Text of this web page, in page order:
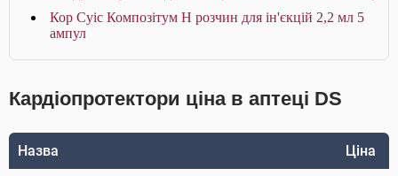
Кор Суіс Композітум Н розчин для ін'єкцій 2,2 мл 5
ампул
Кардіопротектори ціна в аптеці DS
Назва Ціна